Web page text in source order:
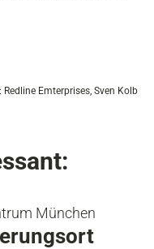
Redline Emterprises, Sven Kolb
München